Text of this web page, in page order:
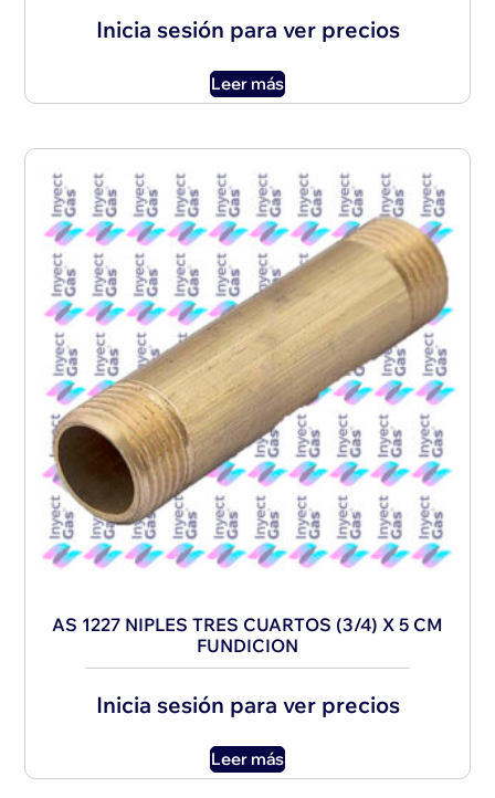
Inicia sesión para ver precios
Leer más
AS 1227 NIPLES TRES CUARTOS (3/4) X 5 CM
FUNDICION
Inicia sesión para ver precios
Leer más